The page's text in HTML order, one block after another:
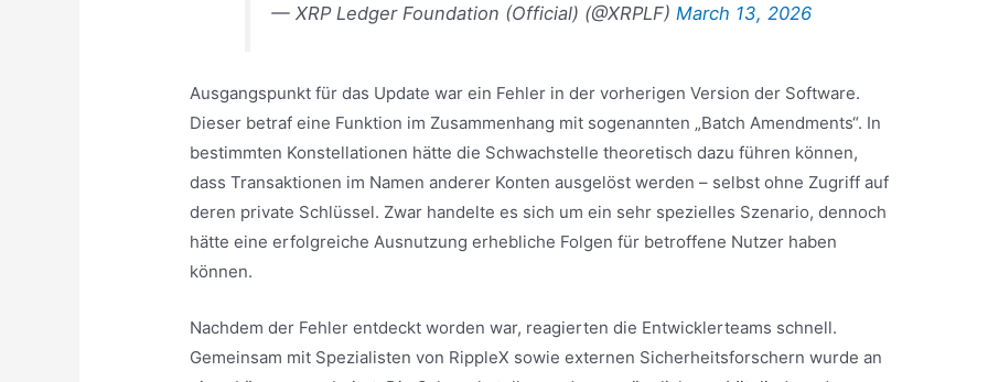
— XRP Ledger Foundation (Official) (@XRPLF) March 13, 2026
Ausgangspunkt für das Update war ein Fehler in der vorherigen Version der Software.
Dieser betraf eine Funktion im Zusammenhang mit sogenannten „Batch Amendments“. In
bestimmten Konstellationen hätte die Schwachstelle theoretisch dazu führen können,
dass Transaktionen im Namen anderer Konten ausgelöst werden – selbst ohne Zugriff auf
deren private Schlüssel. Zwar handelte es sich um ein sehr spezielles Szenario, dennoch
hätte eine erfolgreiche Ausnutzung erhebliche Folgen für betroffene Nutzer haben
können.
Nachdem der Fehler entdeckt worden war, reagierten die Entwicklerteams schnell.
Gemeinsam mit Spezialisten von RippleX sowie externen Sicherheitsforschern wurde an